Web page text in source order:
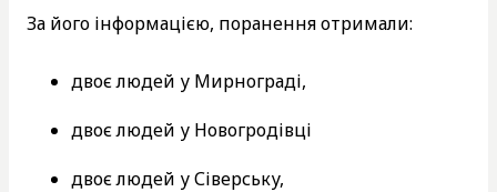
За його інформацією, поранення отримали:
двоє людей у Мирнограді,
двоє людей у Новогродівці
двоє людей у Сіверську,